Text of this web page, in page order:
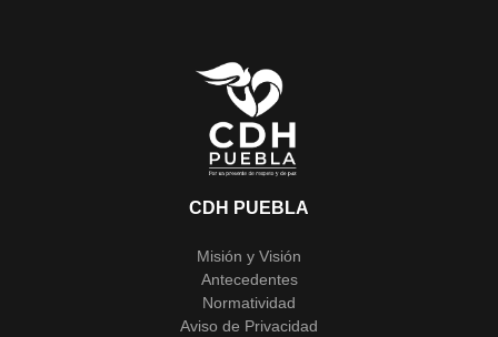
CDH PUEBLA
Misión y Visión
Antecedentes
Normatividad
Aviso de Privacidad